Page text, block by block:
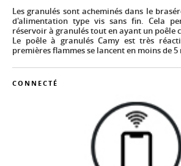
Les granulés sont acheminés dans le
d'alimentation type vis sans fin. Cela
réservoir à granulés tout en ayant un poêle
Le poêle à granulés Camy est très
premières flammes se lancent en moins de 5
CONNECTÉ